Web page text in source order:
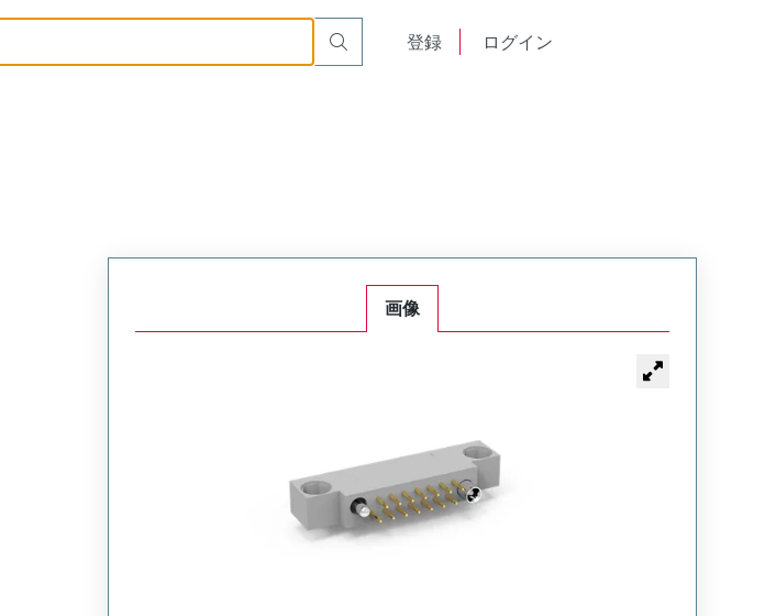
登録 ログイン
Right Angle Board or Cable Mount Plug
画像